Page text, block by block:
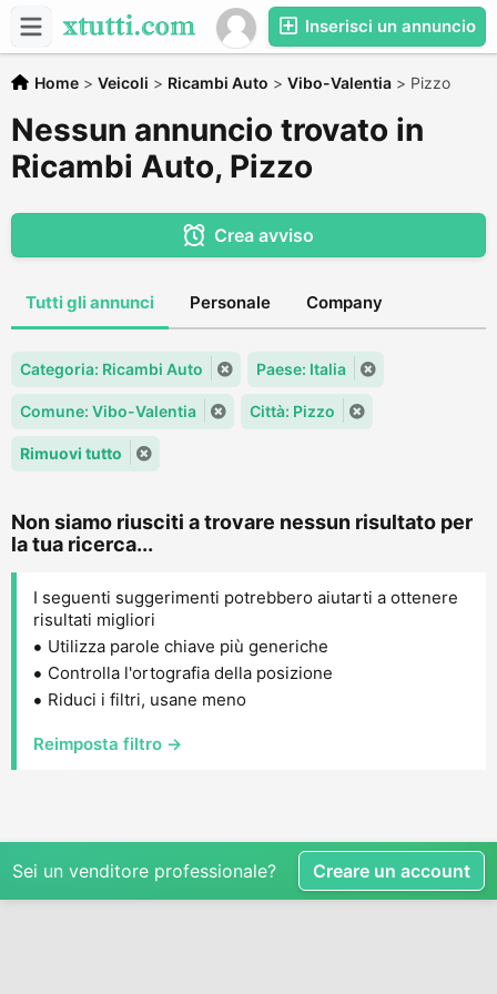
Inserisci un annuncio
Home > Veicoli > Ricambi Auto > Vibo-Valentia > Pizzo
Nessun annuncio trovato in
Ricambi Auto, Pizzo
Crea avviso
Tutti gli annunci Personale Company
Categoria: Ricambi Auto Paese: Italia
Comune: Vibo-Valentia Città: Pizzo
Rimuovi tutto
Non siamo riusciti a trovare nessun risultato per
la tua ricerca...
I seguenti suggerimenti potrebbero aiutarti a ottenere
risultati migliori
Utilizza parole chiave più generiche
Controlla l'ortografia della posizione
Riduci i filtri, usane meno
Reimposta filtro →
Sei un venditore professionale? Creare un account